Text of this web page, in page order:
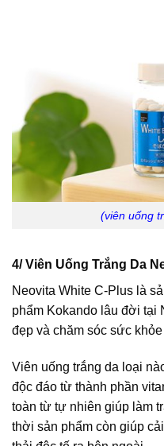
(viên uống
4/ Viên Uống Trắng Da
Neovita White C-Plus là
phẩm Kokando lâu đời tại
đẹp và chăm sóc sức
Viên uống trắng da loại
độc đáo từ thành phần
toàn từ tự nhiên giúp làm
thời sản phẩm còn giúp